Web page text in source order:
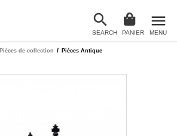
Pièces de collection / Pièces Antique

SEARCH PANIER
menu
MENU